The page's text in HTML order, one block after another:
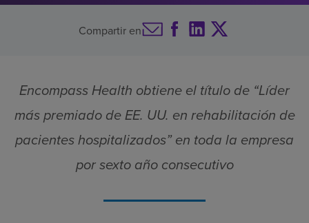
en la lista de los 2025
rehabilitación física
de Estados Unidos
Compartir en
Encompass Health obtiene el título de “Líder
más premiado de EE. UU. en rehabilitación de
pacientes hospitalizados” en toda la empresa
por sexto año consecutivo